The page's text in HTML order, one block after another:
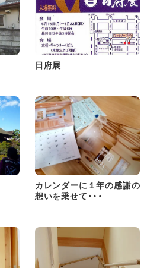
日府展
カレンダーに１年の感謝の
想いを乗せて・・・